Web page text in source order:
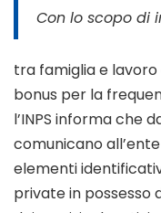
Con lo scopo di
tra famiglia e lavoro
bonus per la
l’INPS informa che
comunicano
elementi
private in possesso